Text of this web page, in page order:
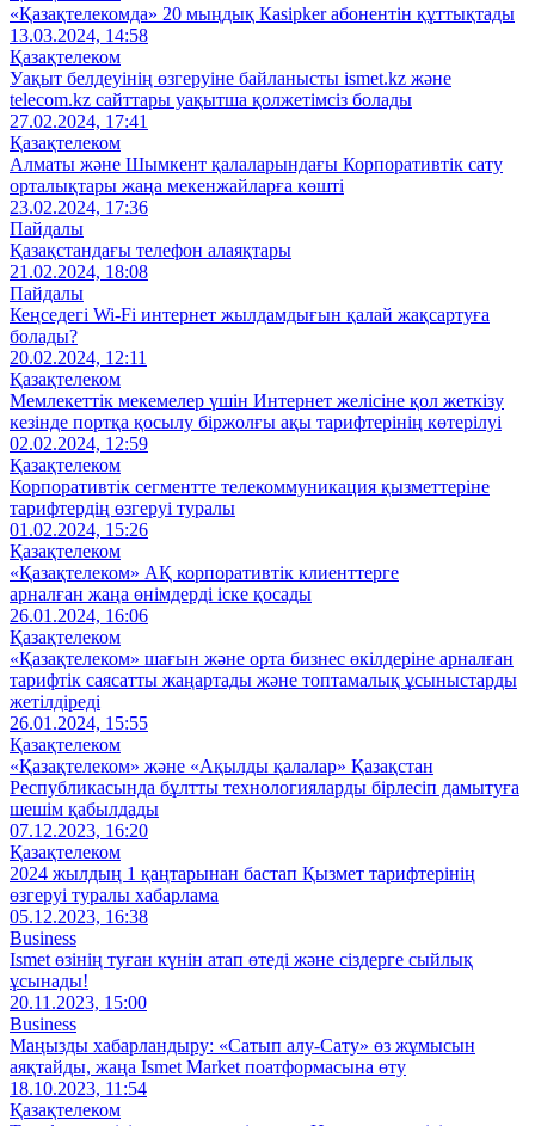
«Қазақтелекомда» 20 мыңдық Кasipker абонентін құттықтады
13.03.2024, 14:58
Қазақтелеком
Уақыт белдеуінің өзгеруіне байланысты ismet.kz және
telecom.kz сайттары уақытша қолжетімсіз болады
27.02.2024, 17:41
Қазақтелеком
Алматы және Шымкент қалаларындағы Корпоративтік сату
орталықтары жаңа мекенжайларға көшті
23.02.2024, 17:36
Пайдалы
Қазақстандағы телефон алаяқтары
21.02.2024, 18:08
Пайдалы
Кеңседегі Wi-Fi интернет жылдамдығын қалай жақсартуға
болады?
20.02.2024, 12:11
Қазақтелеком
Мемлекеттік мекемелер үшін Интернет желісіне қол жеткізу
кезінде портқа қосылу біржолғы ақы тарифтерінің көтерілуі
02.02.2024, 12:59
Қазақтелеком
Корпоративтік сегментте телекоммуникация қызметтеріне
тарифтердің өзгеруі туралы
01.02.2024, 15:26
Қазақтелеком
«Қазақтелеком» АҚ корпоративтік клиенттерге
арналған жаңа өнімдерді іске қосады
26.01.2024, 16:06
Қазақтелеком
«Қазақтелеком» шағын және орта бизнес өкілдеріне арналған
тарифтік саясатты жаңартады және топтамалық ұсыныстарды
жетілдіреді
26.01.2024, 15:55
Қазақтелеком
«Қазақтелеком» және «Ақылды қалалар» Қазақстан
Республикасында бұлтты технологияларды бірлесіп дамытуға
шешім қабылдады
07.12.2023, 16:20
Қазақтелеком
2024 жылдың 1 қаңтарынан бастап Қызмет тарифтерінің
өзгеруі туралы хабарлама
05.12.2023, 16:38
Business
Ismet өзінің туған күнін атап өтеді және сіздерге сыйлық
ұсынады!
20.11.2023, 15:00
Business
Маңызды хабарландыру: «Сатып алу-Сату» өз жұмысын
аяқтайды, жаңа Ismet Market поатформасына өту
18.10.2023, 11:54
Қазақтелеком